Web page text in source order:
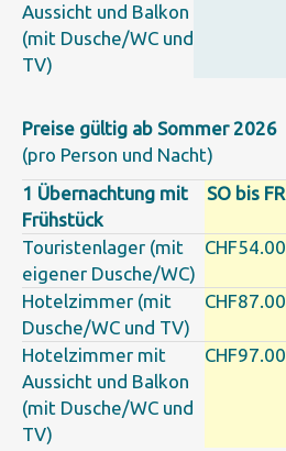
Aussicht und Balkon
(mit Dusche/WC und
TV)
Preise gültig ab Sommer 2026
(pro Person und Nacht)
1 Übernachtung mit
Frühstück
SO bis FR
Touristenlager (mit
eigener Dusche/WC)
CHF54.00
Hotelzimmer (mit
Dusche/WC und TV)
CHF87.00
Hotelzimmer mit
Aussicht und Balkon
(mit Dusche/WC und
TV)
CHF97.00